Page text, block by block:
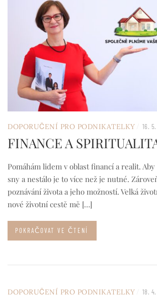
DOPORUČENÍ PRO PODNIKATELKY 16.
FINANCE A
Pomáhám lidem v oblast financí a realit.
sny a nestálo je to více než je nutné.
poznávání života a jeho možností. Velká
nové životní cestě mě […]
POKRAČOVAT VE ČTENÍ
DOPORUČENÍ PRO PODNIKATELKY 18.